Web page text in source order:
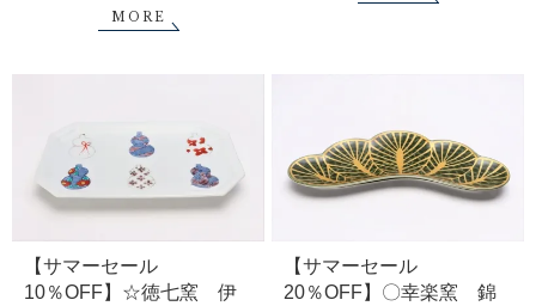
MORE
【サマーセール
10％OFF】☆徳七窯 伊
【サマーセール
20％OFF】〇幸楽窯 錦